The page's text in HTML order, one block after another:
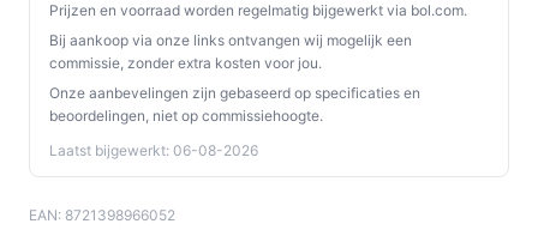
De MYBOT X10 PRO is een ronde robotstofzuiger met
dweilfunctie, LiDAR‑navigatie, laad- & leegstation,
HEPA‑filter, 150 minuten batterij en een opgegeven
zuigwaarde van 6000 (titel: 6000PA; spec: Airwatts
stofzuigen én dweilen wil en waarde hecht aan lange
ingebouwde stofopvang nodig hebt (robotreservoir 0,30
Prijzen en voorraad worden regelmatig bijgewerkt via bol.com.
Bij aankoop via onze links ontvangen wij mogelijk een
commissie, zonder extra kosten voor jou.
Onze aanbevelingen zijn gebaseerd op specificaties en
beoordelingen, niet op commissiehoogte.
Laatst bijgewerkt: 06-08-2026
EAN: 8721398966052